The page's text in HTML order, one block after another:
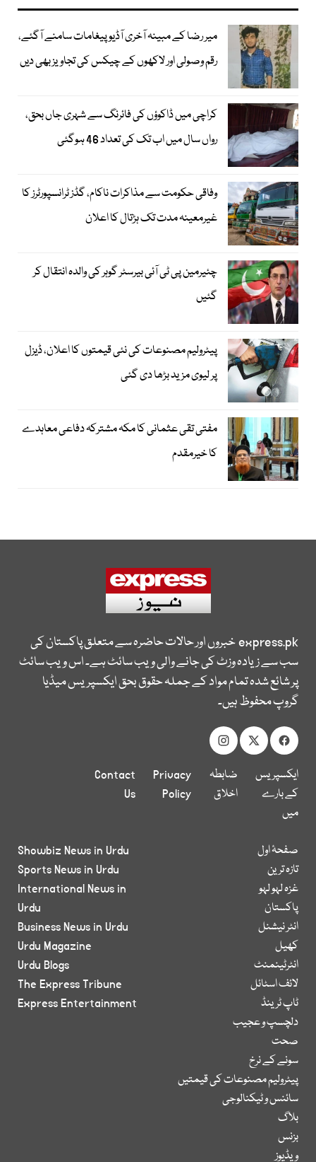
میر رضا کے مبینہ آخری آڈیو پیغامات سامنے آگئے،
رقم وصولی اور لاکھوں کے چیکس کی تجاویز بھی دیں
کراچی میں ڈاکوؤں کی فائرنگ سے شہری جاں بحق،
رواں سال میں اب تک کی تعداد 46 ہوگئی
وفاقی حکومت سے مذاکرات ناکام، گڈز ٹرانسپورٹرز کا
غیرمعینہ مدت تک ہڑتال کا اعلان
چئیرمین پی ٹی آئی بیرسٹر گوہر کی والدہ انتقال کر
گئیں
پیٹرولیم مصنوعات کی نئی قیمتوں کا اعلان، ڈیزل
پر لیوی مزید بڑھا دی گئی
مفتی تقی عثمانی کا مکہ مشترکہ دفاعی معاہدے
کا خیرمقدم
express.pkخبروں اور حالات حاضرہ سے متعلق پاکستان کی
سب سے زیادہ وزٹ کی جانے والی ویب سائٹ ہے۔ اس ویب سائٹ
پر شائع شدہ تمام مواد کے جملہ حقوق بحق ایکسپریس میڈیا
گروپ محفوظ ہیں۔
ایکسپریس
کے بارے
میں
ضابطہ
اخلاق
Privacy
Policy
Contact
Us
صفحۂ اول
تازہ ترین
غزہ لہو لہو
پاکستان
انٹر نیشنل
کھیل
انٹرٹینمنٹ
لائف اسٹائل
ٹاپ ٹرینڈ
دلچسپ و عجیب
صحت
سونے کے نرخ
پیٹرولیم مصنوعات کی قیمتیں
سائنس و ٹیکنالوجی
بلاگ
بزنس
ویڈیوز
Showbiz News in Urdu
Sports News in Urdu
International News in
Urdu
Business News in Urdu
Urdu Magazine
Urdu Blogs
The Express Tribune
Express Entertainment